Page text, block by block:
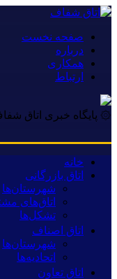
صفحه نخست
درباره
همکاری
ارتباط
۞ پایگاه خبری اتاق
خانه
اتاق بازرگانی
شهرستان‌ها
اتاق‌های
تشکل‌ها
اتاق اصناف
شهرستان‌ها
اتحادیه‌ها
اتاق تعاون